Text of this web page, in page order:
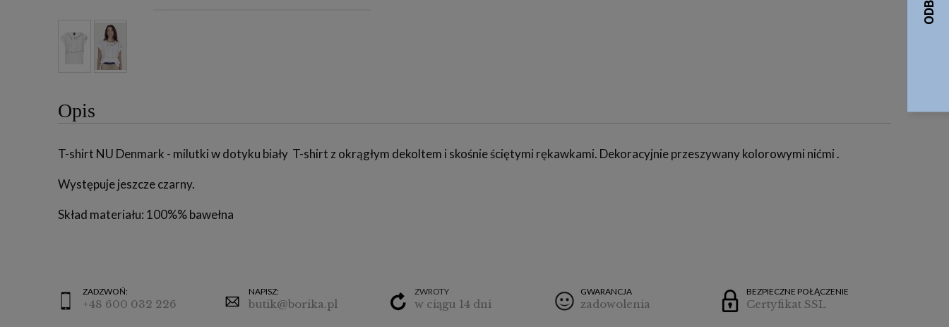
Opis
T-shirt NU Denmark - milutki w dotyku biały T-shirt z okrągłym dekoltem i skośnie ściętymi rękawkami. Dekoracyjnie przeszywany kolorowymi nićmi .
Występuje jeszcze czarny.
Skład materiału: 100%% bawełna
ZADZWOŃ:
+48 600 032 226
NAPISZ:
butik@borika.pl
ZWROTY
w ciągu 14 dni
GWARANCJA
zadowolenia
BEZPIECZNE POŁĄCZENIE
Certyfikat SSL